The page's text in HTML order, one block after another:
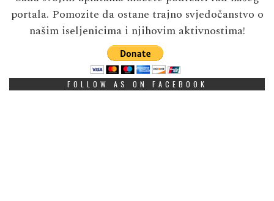
portala. Pomozite da ostane trajno svjedočanstvo o
našim iseljenicima i njihovim aktivnostima!
FOLLOW AS ON FACEBOOK